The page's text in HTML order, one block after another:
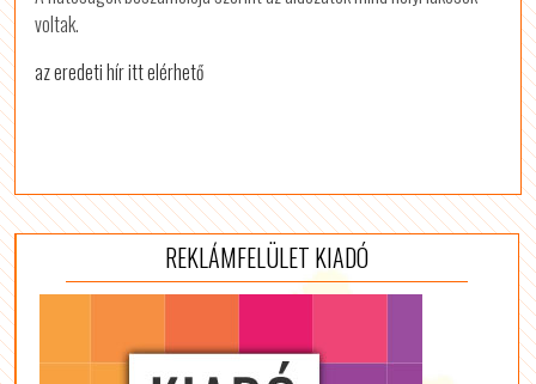
voltak.
az eredeti hír itt elérhető
REKLÁMFELÜLET KIADÓ